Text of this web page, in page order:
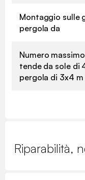
Montaggio sulle
pergola da
Numero
tende da sole di
pergola di 3x4 m
Riparabilità,